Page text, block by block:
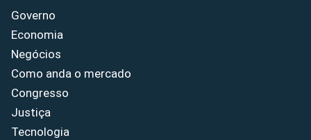
Governo
Economia
Negócios
Como anda o mercado
Congresso
Justiça
Tecnologia